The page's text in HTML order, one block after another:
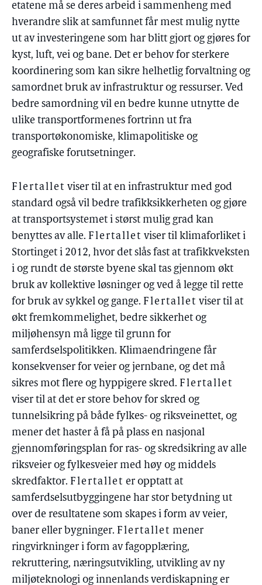
etatene må se deres arbeid i sammenheng med
hverandre slik at samfunnet får mest mulig nytte
ut av investeringene som har blitt gjort og gjøres for
kyst, luft, vei og bane. Det er behov for sterkere
koordinering som kan sikre helhetlig forvaltning og
samordnet bruk av infrastruktur og ressurser. Ved
bedre samordning vil en bedre kunne utnytte de
ulike transportformenes fortrinn ut fra
transportøkonomiske, klimapolitiske og
geografiske forutsetninger.
Flertallet viser til at en infrastruktur med god
standard også vil bedre trafikksikkerheten og gjøre
at transportsystemet i størst mulig grad kan
benyttes av alle. Flertallet viser til klimaforliket i
Stortinget i 2012, hvor det slås fast at trafikkveksten
i og rundt de største byene skal tas gjennom økt
bruk av kollektive løsninger og ved å legge til rette
for bruk av sykkel og gange. Flertallet viser til at
økt fremkommelighet, bedre sikkerhet og
miljøhensyn må ligge til grunn for
samferdselspolitikken. Klimaendringene får
konsekvenser for veier og jernbane, og det må
sikres mot flere og hyppigere skred. Flertallet
viser til at det er store behov for skred og
tunnelsikring på både fylkes- og riksveinettet, og
mener det haster å få på plass en nasjonal
gjennomføringsplan for ras- og skredsikring av alle
riksveier og fylkesveier med høy og middels
skredfaktor. Flertallet er opptatt at
samferdselsutbyggingene har stor betydning ut
over de resultatene som skapes i form av veier,
baner eller bygninger. Flertallet mener
ringvirkninger i form av fagopplæring,
rekruttering, næringsutvikling, utvikling av ny
miljøteknologi og innenlands verdiskapning er